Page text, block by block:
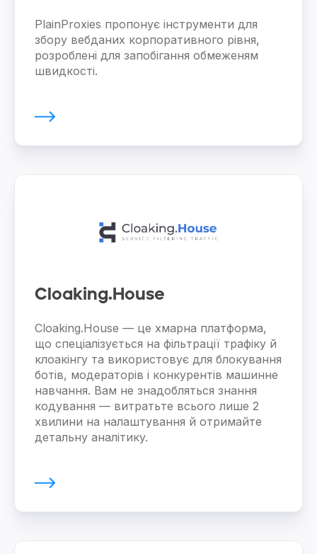
PlainProxies пропонує інструменти для
збору вебданих корпоративного рівня,
розроблені для запобігання обмеженям
швидкості.
Cloaking.House
Cloaking.House — це хмарна платформа,
що спеціалізується на фільтрації трафіку й
клоакінгу та використовує для блокування
ботів, модераторів і конкурентів машинне
навчання. Вам не знадобляться знання
кодування — витратьте всього лише 2
хвилини на налаштування й отримайте
детальну аналітику.